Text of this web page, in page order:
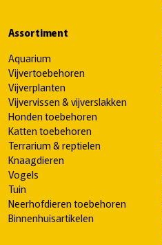
Assortiment
Aquarium
Vijvertoebehoren
Vijverplanten
Vijvervissen & vijverslakken
Honden toebehoren
Katten toebehoren
Terrarium & reptielen
Knaagdieren
Vogels
Tuin
Neerhofdieren toebehoren
Binnenhuisartikelen